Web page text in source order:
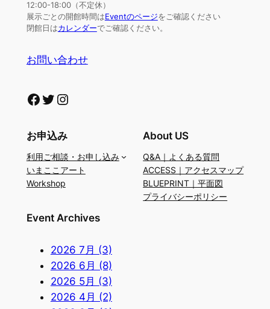
12:00-18:00（不定休）
展示ごとの開館時間はEventのページをご確認ください
閉館日はカレンダーでご確認ください。
お問い合わせ
Facebook Twitter Instagram
お申込み
利用ご相談・お申し込み
いまここアート
Workshop
About US
Q&A｜よくある質問
ACCESS｜アクセスマップ
BLUEPRINT｜平面図
プライバシーポリシー
Event Archives
2026 7月 (3)
2026 6月 (8)
2026 5月 (3)
2026 4月 (2)